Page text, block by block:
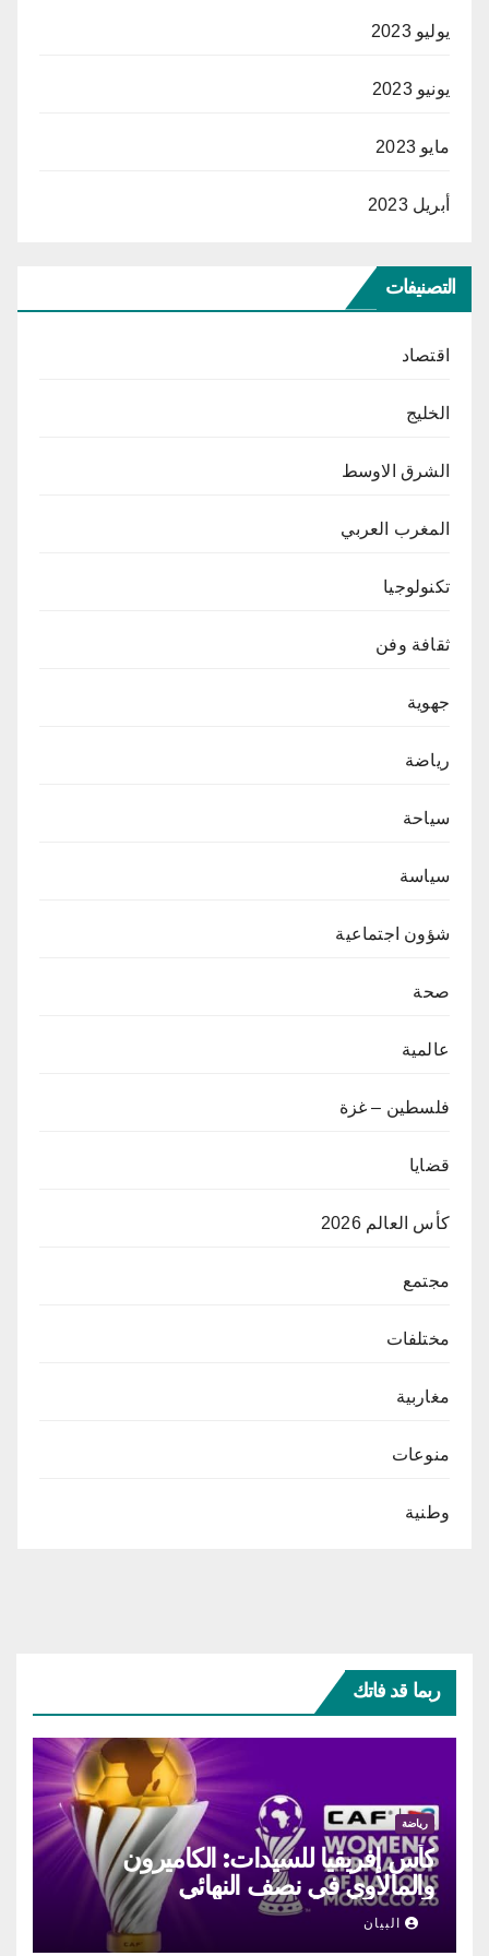
يوليو 2023
يونيو 2023
مايو 2023
أبريل 2023
التصنيفات
اقتصاد
الخليج
الشرق الاوسط
المغرب العربي
تكنولوجيا
ثقافة وفن
جهوية
رياضة
سياحة
سياسة
شؤون اجتماعية
صحة
عالمية
فلسطين – غزة
قضايا
كأس العالم 2026
مجتمع
مختلفات
مغاربية
منوعات
وطنية
ربما قد فاتك
رياضة
كأس إفريقيا للسيدات: الكاميرون
والمالاوي في نصف النهائي
البيان